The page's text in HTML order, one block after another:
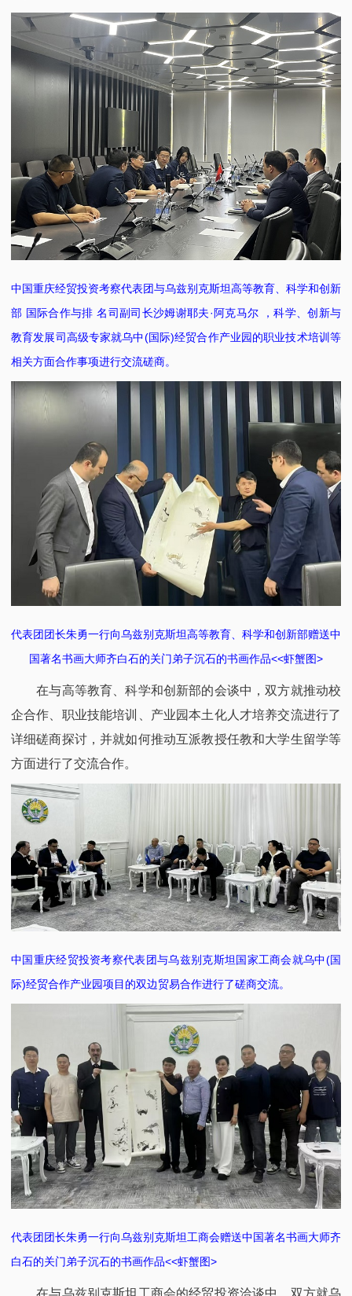
中国重庆经贸投资考察代表团与乌兹别克斯坦高等教育、科学和创新
部 国际合作与排 名司副司长沙姆谢耶夫·阿克马尔 ，科学、创新与
教育发展司高级专家就乌中(国际)经贸合作产业园的职业技术培训等
相关方面合作事项进行交流磋商。
代表团团长朱勇一行向乌兹别克斯坦高等教育、科学和创新部赠送中
国著名书画大师齐白石的关门弟子沉石的书画作品<<虾蟹图>
在与高等教育、科学和创新部的会谈中，双方就推动校
企合作、职业技能培训、产业园本土化人才培养交流进行了
详细磋商探讨，并就如何推动互派教授任教和大学生留学等
方面进行了交流合作。
中国重庆经贸投资考察代表团与乌兹别克斯坦国家工商会就乌中(国
际)经贸合作产业园项目的双边贸易合作进行了磋商交流。
代表团团长朱勇一行向乌兹别克斯坦工商会赠送中国著名书画大师齐
白石的关门弟子沉石的书画作品<<虾蟹图>